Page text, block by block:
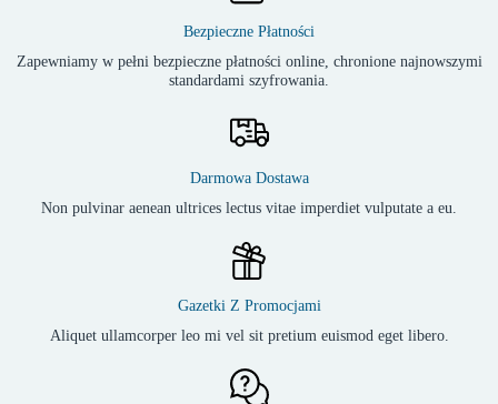
Bezpieczne Płatności
Zapewniamy w pełni bezpieczne płatności online, chronione najnowszymi
standardami szyfrowania.
Darmowa Dostawa
Non pulvinar aenean ultrices lectus vitae imperdiet vulputate a eu.
Gazetki Z Promocjami
Aliquet ullamcorper leo mi vel sit pretium euismod eget libero.